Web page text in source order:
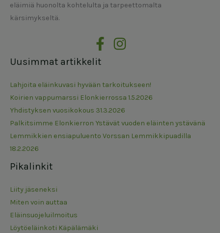
eläimiä huonolta kohtelulta ja tarpeettomalta
kärsimykseltä.
Uusimmat artikkelit
Lahjoita eläinkuvasi hyvään tarkoitukseen!
Koirien vappumarssi Elonkierrossa 1.5.2026
Yhdistyksen vuosikokous 31.3.2026
Palkitsimme Elonkierron Ystävät vuoden eläinten ystävänä
Lemmikkien ensiapuluento Vorssan Lemmikkipuadilla
18.2.2026
Pikalinkit
Liity jäseneksi
Miten voin auttaa
Eläinsuojeluilmoitus
Löytöeläinkoti Käpälämäki